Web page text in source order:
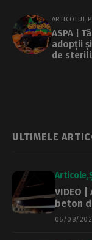
ARTICOLUL
ASPA |
adopții
de
ULTIMELE
Articole
VIDEO
beton
06/08/